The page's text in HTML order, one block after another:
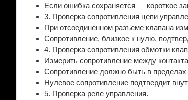
Если ошибка сохраняется — короткое
3. Проверка сопротивления цепи
При отсоединенном разъеме клапана
Сопротивление, близкое к нулю,
4. Проверка сопротивления обмотки
Измерить сопротивление между
Сопротивление должно быть в
Нулевое сопротивление подтвердит
5. Проверка реле управления.